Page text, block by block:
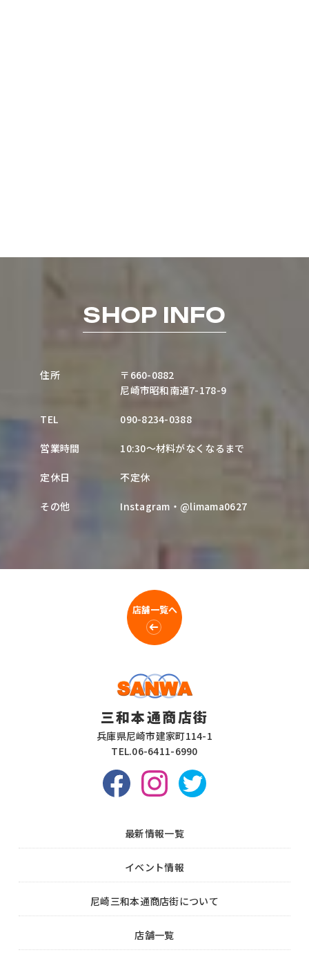
SHOP INFO
住所
〒660-0882
尼崎市昭和南通7-178-9
TEL 090-8234-0388
営業時間 10:30～材料がなくなるまで
定休日 不定休
その他 Instagram・ @limama0627
店舗一覧へ
三和本通商店街
兵庫県尼崎市建家町114-1
TEL.06-6411-6990
最新情報一覧
イベント情報
尼崎三和本通商店街について
店舗一覧